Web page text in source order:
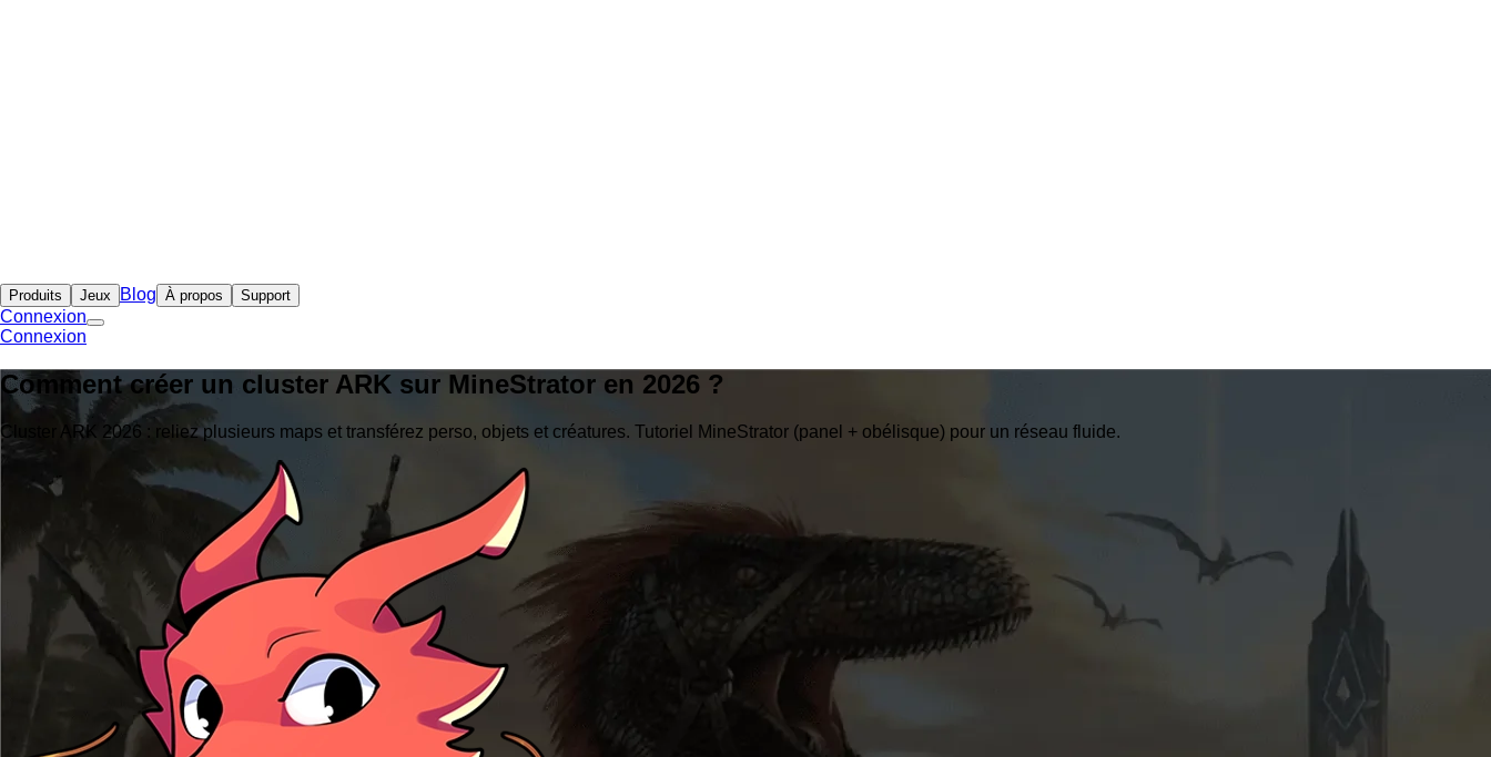
Produits Jeux Blog À propos Support
Connexion
Connexion
Comment créer un cluster ARK sur MineStrator en 2026 ?
Cluster ARK 2026 : reliez plusieurs maps et transférez perso, objets et créatures. Tutoriel MineStrator (panel + obélisque) pour un réseau fluide.